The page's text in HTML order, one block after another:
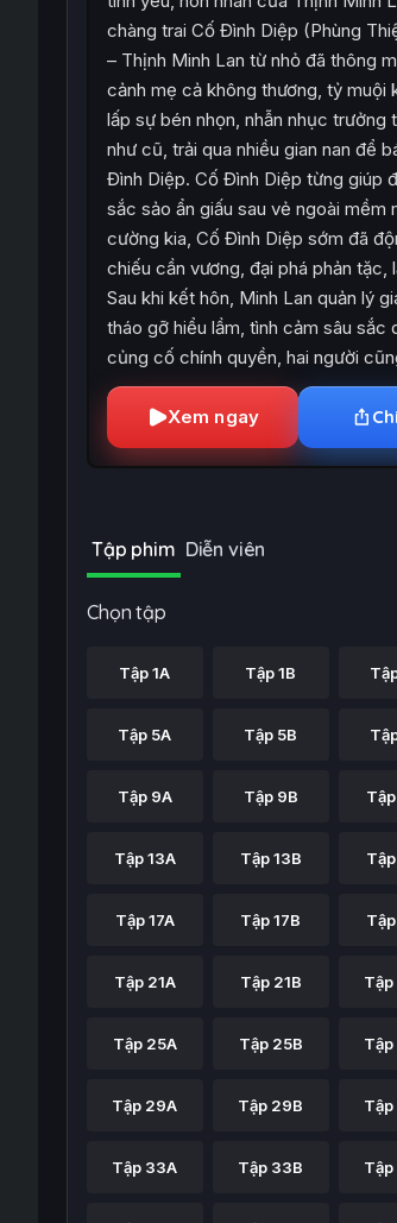
chàng trai Cố Đình Diệp (Phùng
– Thịnh Minh Lan từ nhỏ đã thông
cảnh mẹ cả không thương, tỷ muội
lấp sự bén nhọn, nhẫn nhục
như cũ, trải qua nhiều gian nan để
Đình Diệp. Cố Đình Diệp từng giúp
sắc sảo ẩn giấu sau vẻ ngoài
cường kia, Cố Đình Diệp sớm đã
chiếu cần vương, đại phá phản
Sau khi kết hôn, Minh Lan quản lý
tháo gỡ hiểu lầm, tình cảm sâu sắc
củng cố chính quyền, hai người
Xem ngay
Tập phim Diễn viên
Chọn tập
Tập 1A Tập 1B
Tập 5A Tập 5B
Tập 9A Tập 9B
Tập 13A Tập 13B
Tập 17A Tập 17B
Tập 21A Tập 21B
Tập 25A Tập 25B
Tập 29A Tập 29B
Tập 33A Tập 33B